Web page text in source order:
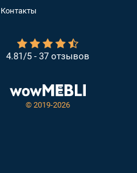
© 2019-2026
4.81/5 - 37 отзывов
Контакты